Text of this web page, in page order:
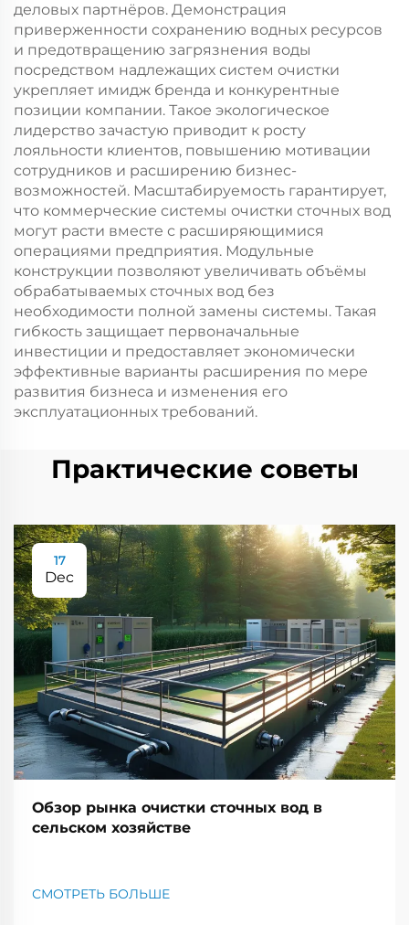
деловых партнёров. Демонстрация
приверженности сохранению водных ресурсов
и предотвращению загрязнения воды
посредством надлежащих систем очистки
укрепляет имидж бренда и конкурентные
позиции компании. Такое экологическое
лидерство зачастую приводит к росту
лояльности клиентов, повышению мотивации
сотрудников и расширению бизнес-
возможностей. Масштабируемость гарантирует,
что коммерческие системы очистки сточных вод
могут расти вместе с расширяющимися
операциями предприятия. Модульные
конструкции позволяют увеличивать объёмы
обрабатываемых сточных вод без
необходимости полной замены системы. Такая
гибкость защищает первоначальные
инвестиции и предоставляет экономически
эффективные варианты расширения по мере
развития бизнеса и изменения его
эксплуатационных требований.
Практические советы
17
Dec
Обзор рынка очистки сточных вод в
сельском хозяйстве
СМОТРЕТЬ БОЛЬШЕ